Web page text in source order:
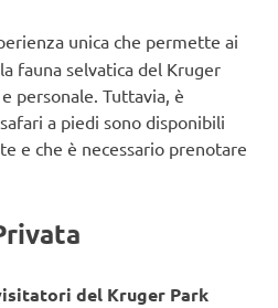
unica che permette ai
fauna selvatica del Kruger
personale. Tuttavia, è
a piedi sono disponibili
e che è necessario prenotare
del Kruger Park